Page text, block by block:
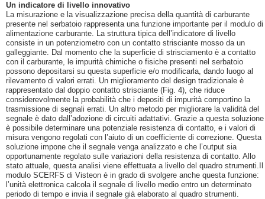
Un indicatore di livello innovativo
La misurazione e la visualizzazione precisa della quantità di carburante
presente nel serbatoio rappresenta una funzione importante per il modulo di
alimentazione carburante. La struttura tipica dell’indicatore di livello
consiste in un potenziometro con un contatto strisciante mosso da un
galleggiante. Dal momento che la superficie di strisciamento è a contatto
con il carburante, le impurità chimiche o fisiche presenti nel serbatoio
possono depositarsi su questa superficie e/o modificarla, dando luogo al
rilevamento di valori errati. Un miglioramento del design tradizionale è
rappresentato dal doppio contatto strisciante (Fig. 4), che riduce
considerevolmente la probabilità che i depositi di impurità comportino la
trasmissione di segnali errati. Un altro metodo per migliorare la validità del
segnale è dato dall’adozione di circuiti adattativi. Grazie a questa soluzione
è possibile determinare una potenziale resistenza di contatto, e i valori di
misura vengono regolati con l’aiuto di un coefficiente di correzione. Questa
soluzione impone che il segnale venga analizzato e che l’output sia
opportunamente regolato sulle variazioni della resistenza di contatto. Allo
stato attuale, questa analisi viene effettuata a livello del quadro strumenti.Il
modulo SCERFS di Visteon è in grado di svolgere anche questa funzione:
l’unità elettronica calcola il segnale di livello medio entro un determinato
periodo di tempo e invia il segnale già elaborato al quadro strumenti.